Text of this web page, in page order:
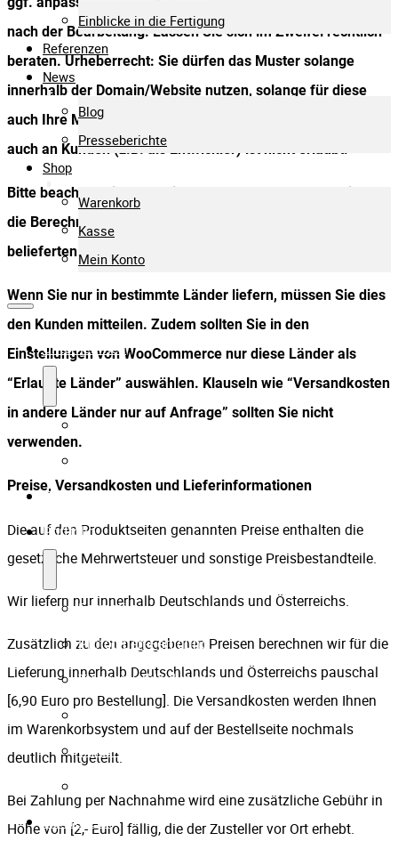
Einblicke in die Fertigung
Referenzen
News
Blog
Presseberichte
Shop
Warenkorb
Kasse
Mein Konto
Unternehmen
Firmenpartner
Technik
Portfolio
Formteile
Prototypen-Fertigung
Treppenverkleidungen
Riffel- & Designplatten
Referenzen
nach der Bearbeitung. Lassen Sie sich im Zweifel rechtlich
beraten. Urheberrecht: Sie dürfen das Muster solange
innerhalb der Domain/Website nutzen, solange für diese
auch Ihre Marketpress-Lizenz gilt. Weitergabe an Dritte,
auch an Kunden (z.B. als Entwickler) ist nicht erlaubt.
Bitte beachten Sie, dass die Versandkosten oder zumindest
die Berechnungsmethoden (z.B. nach Gewicht) für alle
belieferten Länder angegeben werden sollen.
Wenn Sie nur in bestimmte Länder liefern, müssen Sie dies
den Kunden mitteilen. Zudem sollten Sie in den
Einstellungen von WooCommerce nur diese Länder als
“Erlaubte Länder” auswählen. Klauseln wie “Versandkosten
in andere Länder nur auf Anfrage” sollten Sie nicht
verwenden.
Preise, Versandkosten und Lieferinformationen
Die auf den Produktseiten genannten Preise enthalten die
gesetzliche Mehrwertsteuer und sonstige Preisbestandteile.
Wir liefern nur innerhalb Deutschlands und Österreichs.
Zusätzlich zu den angegebenen Preisen berechnen wir für die
Lieferung innerhalb Deutschlands und Österreichs pauschal
[6,90 Euro pro Bestellung]. Die Versandkosten werden Ihnen
im Warenkorbsystem und auf der Bestellseite nochmals
deutlich mitgeteilt.
Bei Zahlung per Nachnahme wird eine zusätzliche Gebühr in
Höhe von [2,- Euro] fällig, die der Zusteller vor Ort erhebt.